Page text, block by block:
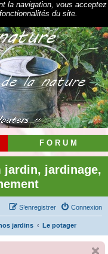
la navigation, vous acceptez
du site.
F O R U M
jardin, jardinage,
Connexion
S’enregistrer
jardins Le potager